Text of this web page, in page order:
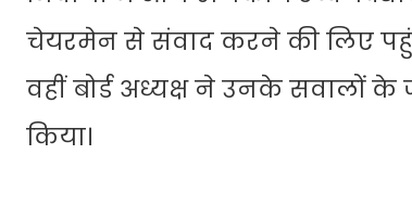
चेयरमेन से संवाद करने की लिए
वहीं बोर्ड अध्यक्ष ने उनके सवालों
किया।